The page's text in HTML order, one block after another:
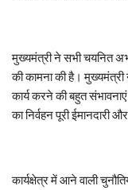
मुख्यमंत्री ने सभी चयनित
की कामना की है। मुख्यमंत्री
कार्य करने की बहुत
का निर्वहन पूरी ईमानदारी
कार्यक्षेत्र में आने वाली